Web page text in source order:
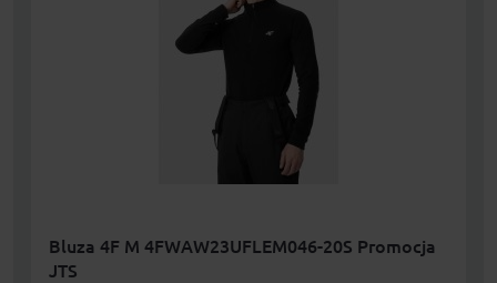
Bluza 4F M 4FWAW23UFLEM046-20S Promocja
JTS